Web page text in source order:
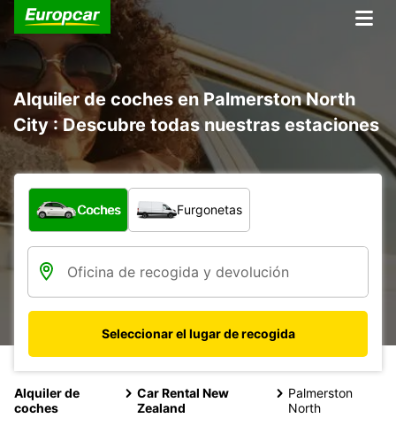
Alquiler de coches en Palmerston North
City : Descubre todas nuestras estaciones
¿Qué tipo de vehículo?
Coches Furgonetas
Seleccionar el lugar de recogida
Alquiler de
coches
Car Rental New
Zealand
Palmerston
North